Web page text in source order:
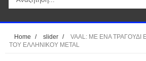
Home / slider /
VAAL: ΜΕ ΕΝΑ ΤΡΑΓΟΥΔΙ
ΤΟΥ ΕΛΛΗΝΙΚΟΥ METAL